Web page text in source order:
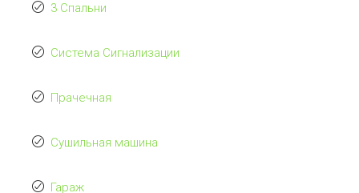
3 Спальни
Система Сигнализации
Прачечная
Сушильная машина
Гараж